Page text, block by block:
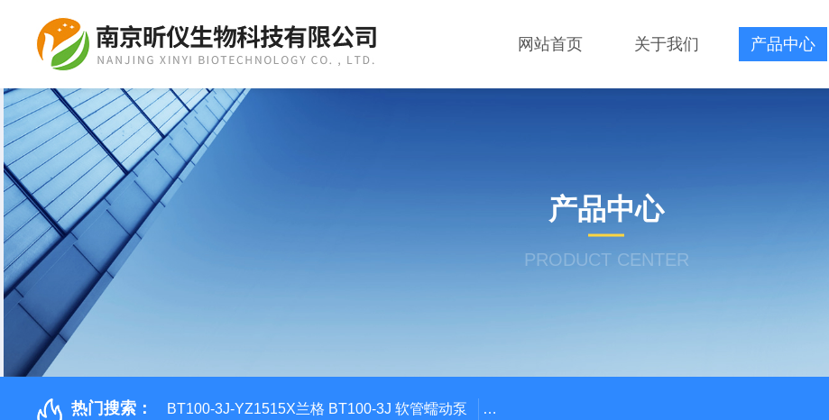
网站首页 关于我们 产品中心
产品中心
PRODUCT CENTER
热门搜索： BT100-3J-YZ1515X兰格 BT100-3J 软管蠕动泵 LDS-1G上海青浦绿洲粮食谷物水分测定仪 叶拓